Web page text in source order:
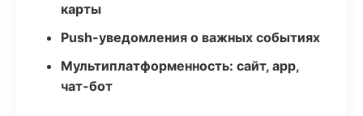
карты
Push-уведомления о важных событиях
Мультиплатформенность: сайт, app,
чат-бот